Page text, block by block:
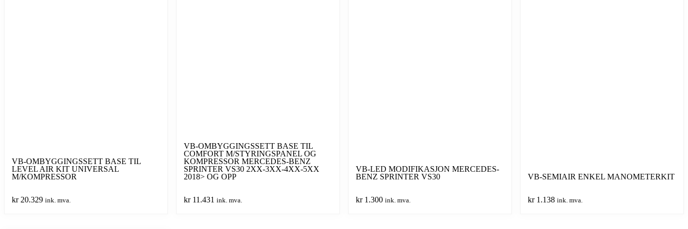
VB-OMBYGGINGSSETT BASE TIL
LEVEL AIR KIT UNIVERSAL
M/KOMPRESSOR
kr20.329 ink. mva.
VB-OMBYGGINGSSETT BASE TIL
COMFORT M/STYRINGSPANEL OG
KOMPRESSOR MERCEDES-BENZ
SPRINTER VS30 2XX-3XX-4XX-5XX
2018> OG OPP
kr11.431 ink. mva.
VB-LED MODIFIKASJON MERCEDES-
BENZ SPRINTER VS30
kr1.300 ink. mva.
VB-SEMIAIR ENKEL MANOMETERKIT
kr1.138 ink. mva.